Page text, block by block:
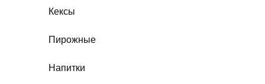
Кексы
Пирожные
Напитки